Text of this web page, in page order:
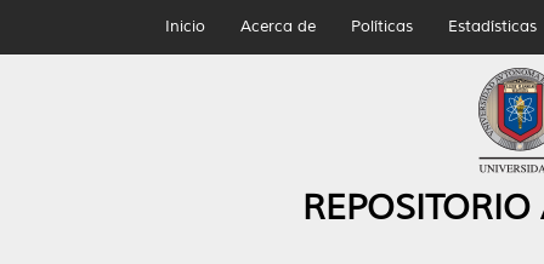
Inicio Acerca de Políticas Estadísticas